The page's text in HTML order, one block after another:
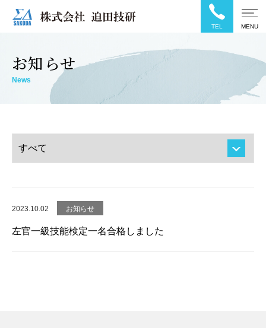
TEL MENU
お知らせ
News
2023.10.02 お知らせ
左官一級技能検定一名合格しました